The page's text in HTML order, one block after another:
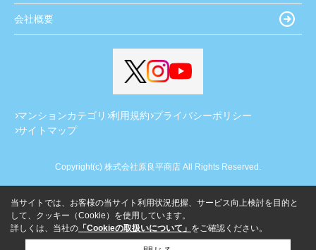
会社概要
マンションカテゴリ 利用規約 プライバシーポリシー
サイトマップ
Copyright(c) 株式会社原良平商店 All Rights Reserved.
当サイトでは、お客様の当サイト利用状況把握、サービス向上検討を目的と
して、クッキー（Cookie）を使用しています。
詳しくは、当社の 「Cookieの取扱いについて」 をご確認ください。